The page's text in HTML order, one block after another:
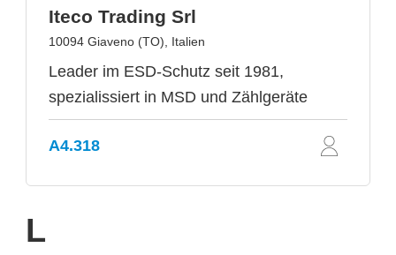
Iteco Trading Srl
10094 Giaveno (TO), Italien
Leader im ESD-Schutz seit 1981,
spezialissiert in MSD und Zählgeräte
A4.318
L